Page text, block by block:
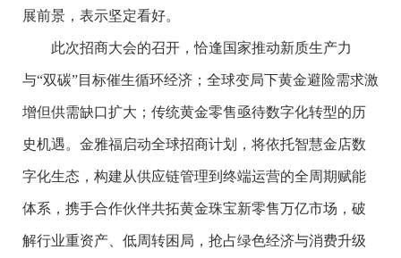
展前景，表示坚定看好。
此次招商大会的召开，恰逢国家推动新质生产力
与“双碳”目标催生循环经济；全球变局下黄金避险需求激
增但供需缺口扩大；传统黄金零售亟待数字化转型的历
史机遇。金雅福启动全球招商计划，将依托智慧金店数
字化生态，构建从供应链管理到终端运营的全周期赋能
体系，携手合作伙伴共拓黄金珠宝新零售万亿市场，破
解行业重资产、低周转困局，抢占绿色经济与消费升级